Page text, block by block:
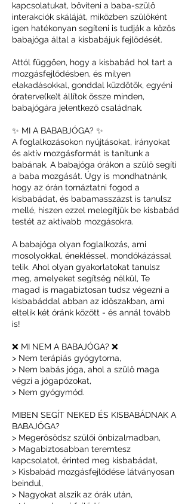
kapcsolatukat, bővíteni a baba-szülő
interakciók skáláját, miközben szülőként
igen hatékonyan segíteni is tudják a közös
babajóga által a kisbabájuk fejlődését.
Attól függően, hogy a kisbabád hol tart a
mozgásfejlődésben, és milyen
elakadásokkal, gonddal küzdötök, egyéni
óraterve(ke)t állítok össze minden,
babajógára jelentkező családnak.
✨ MI A BABABJÓGA? ✨
A foglalkozásokon nyújtásokat, irányokat
és aktív mozgásformát is tanítunk a
babának. A babajóga órákon a szülő segíti
a baba mozgását. Úgy is mondhatnánk,
hogy az órán tornáztatni fogod a
kisbabádat, és babamasszázst is tanulsz
mellé, hiszen ezzel melegítjük be kisbabád
testét az aktívabb mozgásokra.
A babajóga olyan foglalkozás, ami
mosolyokkal, énekléssel, mondókázással
telik. Ahol olyan gyakorlatokat tanulsz
meg, amelyeket segítség nélkül, Te
magad is magabiztosan tudsz végezni a
kisbabáddal abban az időszakban, ami
eltelik két óránk között - és annál tovább
is!
❌ MI NEM A BABAJÓGA? ❌
> Nem terápiás gyógytorna,
> Nem babás jóga, ahol a szülő maga
végzi a jógapózokat,
> Nem gyógymód.
MIBEN SEGÍT NEKED ÉS KISBABÁDNAK A
BABAJÓGA?
> Megerősödsz szülői önbizalmadban,
> Magabiztosabban teremtesz
kapcsolatot, érinted meg kisbabádat,
> Kisbabád mozgásfejlődése látványosan
beindul,
> Nagyokat alszik az órák után,